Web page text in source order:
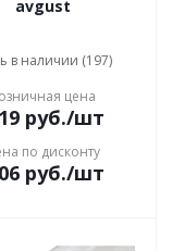
avgust
в наличии (197)
цена
руб./шт
по дисконту
руб./шт